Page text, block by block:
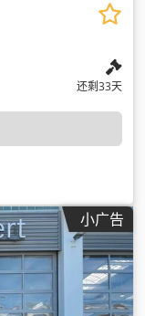
还剩33天
小广告